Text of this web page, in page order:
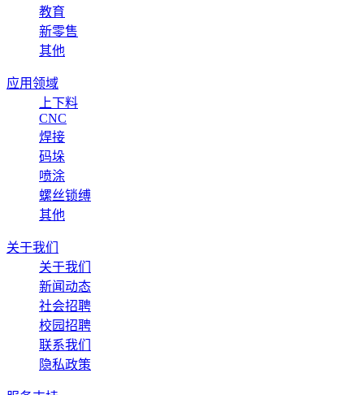
教育
新零售
其他
应用领域
上下料
CNC
焊接
码垛
喷涂
螺丝锁缚
其他
关于我们
关于我们
新闻动态
社会招聘
校园招聘
联系我们
隐私政策